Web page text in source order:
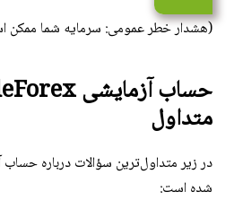
(هشدار خطر عمومی: سرمایه شما
متداول
شده است: